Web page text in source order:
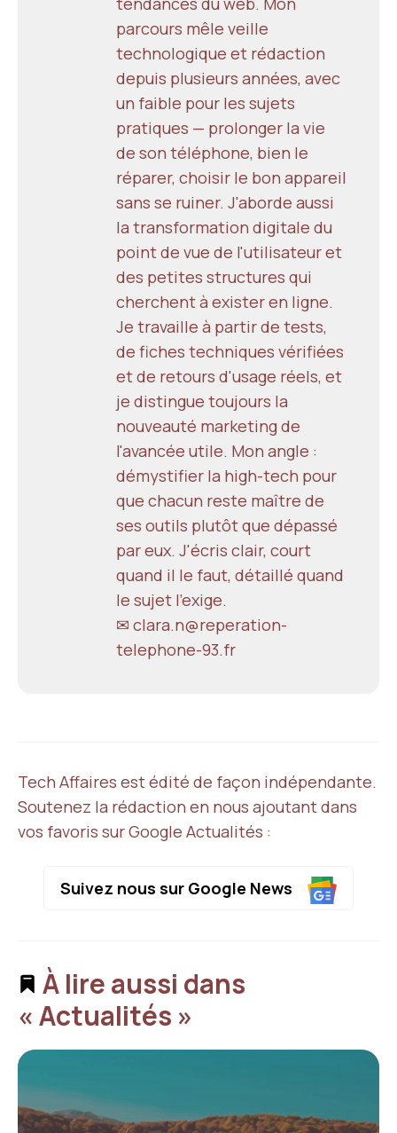
parcours mêle veille
technologique et rédaction
depuis plusieurs années, avec
un faible pour les sujets
pratiques — prolonger la vie
de son téléphone, bien le
réparer, choisir le bon appareil
sans se ruiner. J'aborde aussi
la transformation digitale du
point de vue de l'utilisateur et
des petites structures qui
cherchent à exister en ligne.
Je travaille à partir de tests,
de fiches techniques vérifiées
et de retours d'usage réels, et
je distingue toujours la
nouveauté marketing de
l'avancée utile. Mon angle :
démystifier la high-tech pour
que chacun reste maître de
ses outils plutôt que dépassé
par eux. J'écris clair, court
quand il le faut, détaillé quand
le sujet l'exige.
✉ clara.n@reperation-
telephone-93.fr
Tech Affaires est édité de façon indépendante.
Soutenez la rédaction en nous ajoutant dans
vos favoris sur Google Actualités :
Suivez nous sur Google News
À lire aussi dans
« Actualités »